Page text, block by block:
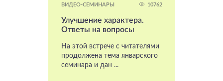
ВИДЕО-СЕМИНАРЫ 10762
Улучшение характера.
Ответы на вопросы
На этой встрече с читателями
продолжена тема январского
семинара и дан ...